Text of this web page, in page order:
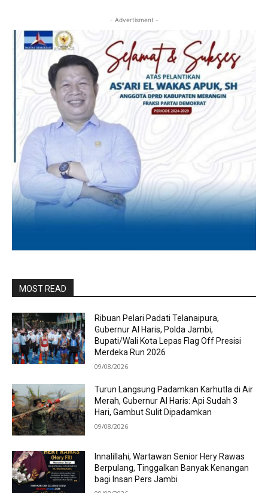
- Advertisment -
MOST READ
Ribuan Pelari Padati Telanaipura,
Gubernur Al Haris, Polda Jambi,
Bupati/Wali Kota Lepas Flag Off Presisi
Merdeka Run 2026
09/08/2026
Turun Langsung Padamkan Karhutla di Air
Merah, Gubernur Al Haris: Api Sudah 3
Hari, Gambut Sulit Dipadamkan
09/08/2026
Innalillahi, Wartawan Senior Hery Rawas
Berpulang, Tinggalkan Banyak Kenangan
bagi Insan Pers Jambi